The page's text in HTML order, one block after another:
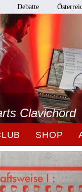
Debatte
Clavichord
SHOP